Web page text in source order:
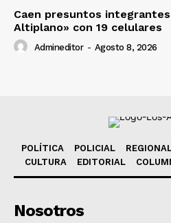
Caen presuntos
Altiplano» con 19 celulares
Admineditor - Agosto 8, 2026
POLÍTICA POLICIAL
CULTURA
EDITORIAL
Nosotros